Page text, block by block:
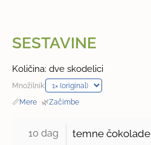
SESTAVINE
Količina: dve skodelici
Množilnik:
📏Mere · 🌿Začimbe
10 dag temne čokolade